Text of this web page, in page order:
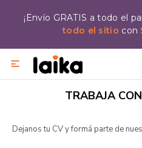
¡Envío GRATIS a todo el
todo el sitio con

TRABAJA
Dejanos tu CV y formá parte de